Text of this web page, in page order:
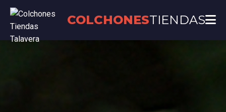
COLCHONESTIENDAS